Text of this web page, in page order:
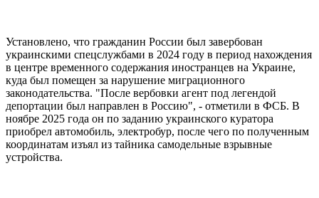
Установлено, что гражданин России был завербован
украинскими спецслужбами в 2024 году в период нахождения
в центре временного содержания иностранцев на Украине,
куда был помещен за нарушение миграционного
законодательства. "После вербовки агент под легендой
депортации был направлен в Россию", - отметили в ФСБ. В
ноябре 2025 года он по заданию украинского куратора
приобрел автомобиль, электробур, после чего по полученным
координатам изъял из тайника самодельные взрывные
устройства.